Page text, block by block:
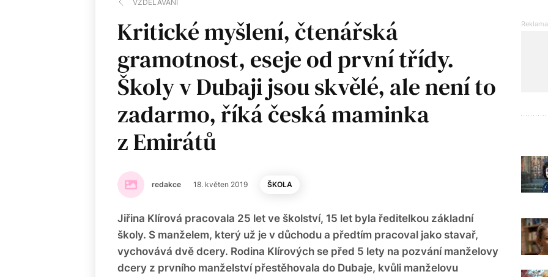
VZDĚLÁVÁNÍ
Kritické myšlení, čtenářská
gramotnost, eseje od první třídy.
Školy v Dubaji jsou skvělé, ale není to
zadarmo, říká česká maminka
z Emirátů
redakce 18. květen 2019 ŠKOLA
Jiřina Klírová pracovala 25 let ve školství, 15 let byla ředitelkou základní
školy. S manželem, který už je v důchodu a předtím pracoval jako stavař,
vychovává dvě dcery. Rodina Klírových se před 5 lety na pozvání manželovy
dcery z prvního manželství přestěhovala do Dubaje, kvůli manželovu